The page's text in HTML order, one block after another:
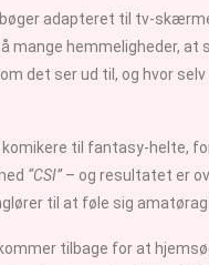
adapteret til tv-
hemmeligheder, at
det ser ud til, og hvor
til fantasy-helte,
“CSI”– og resultatet er
til at føle sig
tilbage for at